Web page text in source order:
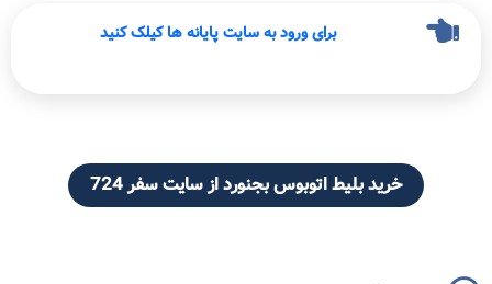
برای ورود به سایت پایانه ها کیلک کنید
خرید بلیط اتوبوس بجنورد از سایت سفر 724